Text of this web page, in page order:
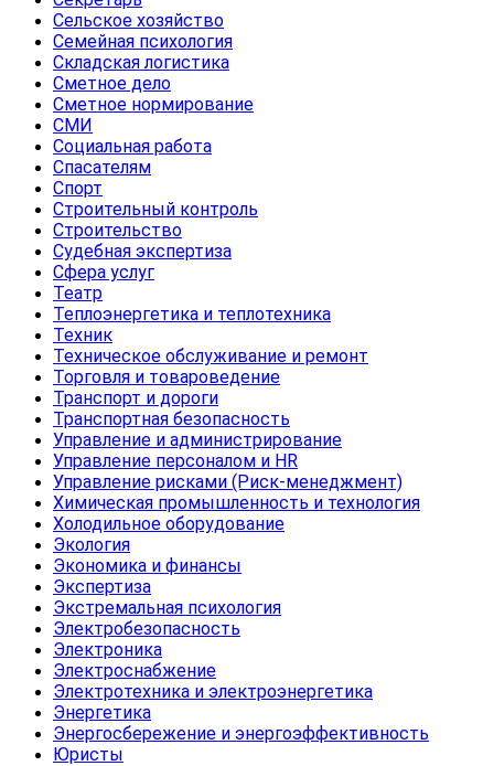
Сельское хозяйство
Семейная психология
Складская логистика
Сметное дело
Сметное нормирование
СМИ
Социальная работа
Спасателям
Спорт
Строительный контроль
Строительство
Судебная экспертиза
Сфера услуг
Театр
Теплоэнергетика и теплотехника
Техник
Техническое обслуживание и ремонт
Торговля и товароведение
Транспорт и дороги
Транспортная безопасность
Управление и администрирование
Управление персоналом и HR
Управление рисками (Риск-менеджмент)
Химическая промышленность и технология
Холодильное оборудование
Экология
Экономика и финансы
Экспертиза
Экстремальная психология
Электробезопасность
Электроника
Электроснабжение
Электротехника и электроэнергетика
Энергетика
Энергосбережение и энергоэффективность
Юристы